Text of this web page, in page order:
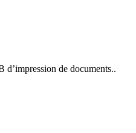
de documents..